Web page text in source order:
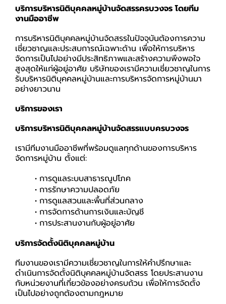
บริการบริหารนิติบุคคลหมู่บ้านจัดสรรครบวงจร โดยทีม
งานมืออาชีพ
การบริหารนิติบุคคลหมู่บ้านจัดสรรในปัจจุบันต้องการความ
เชี่ยวชาญและประสบการณ์เฉพาะด้าน เพื่อให้การบริหาร
จัดการเป็นไปอย่างมีประสิทธิภาพและสร้างความพึงพอใจ
สูงสุดให้แก่ผู้อยู่อาศัย บริษัทของเรามีความเชี่ยวชาญในการ
รับบริหารนิติบุคคลหมู่บ้านและการบริหารจัดการหมู่บ้านมา
อย่างยาวนาน
บริการของเรา
บริการบริหารนิติบุคคลหมู่บ้านจัดสรรแบบครบวงจร
เรามีทีมงานมืออาชีพที่พร้อมดูแลทุกด้านของการบริหาร
จัดการหมู่บ้าน ตั้งแต่:
การดูแลระบบสาธารณูปโภค
การรักษาความปลอดภัย
การดูแลสวนและพื้นที่ส่วนกลาง
การจัดการด้านการเงินและบัญชี
การประสานงานกับผู้อยู่อาศัย
บริการจัดตั้งนิติบุคคลหมู่บ้าน
ทีมงานของเรามีความเชี่ยวชาญในการให้คำปรึกษาและ
ดำเนินการจัดตั้งนิติบุคคลหมู่บ้านจัดสรร โดยประสานงาน
กับหน่วยงานที่เกี่ยวข้องอย่างครบถ้วน เพื่อให้การจัดตั้ง
เป็นไปอย่างถูกต้องตามกฎหมาย